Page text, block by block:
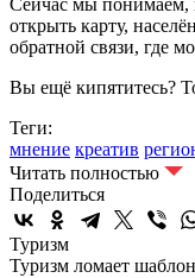
открыть карту,
обратной связи, где
Вы ещё кипятитесь?
Теги:
мнение креатив
Читать полностью
Поделиться
Туризм
Туризм ломает